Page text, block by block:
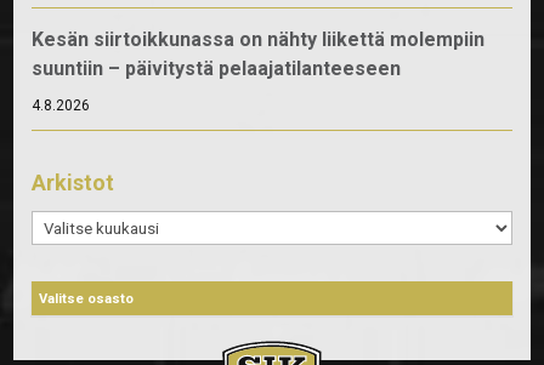
Kesän siirtoikkunassa on nähty liikettä molempiin
suuntiin – päivitystä pelaajatilanteeseen
4.8.2026
Arkistot
Arkistot